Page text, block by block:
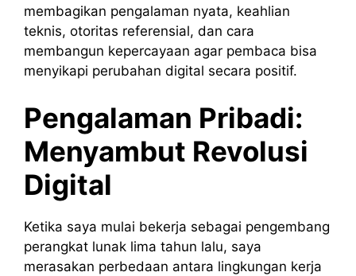
membagikan pengalaman nyata, keahlian
teknis, otoritas referensial, dan cara
membangun kepercayaan agar pembaca bisa
menyikapi perubahan digital secara positif.
Pengalaman Pribadi:
Menyambut Revolusi
Digital
Ketika saya mulai bekerja sebagai pengembang
perangkat lunak lima tahun lalu, saya
merasakan perbedaan antara lingkungan kerja